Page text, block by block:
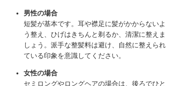
男性の場合
短髪が基本です。耳や襟足に髪がかからないよ
う整え、ひげはきちんと剃るか、清潔に整えま
しょう。派手な整髪料は避け、自然に整えられ
ている印象を意識してください。
女性の場合
セミロングやロングヘアの場合は、後ろでひと